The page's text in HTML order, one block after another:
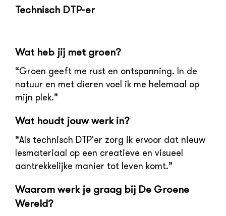
Technisch DTP-er
Wat heb jij met groen?
“Groen geeft me rust en ontspanning. In de
natuur en met dieren voel ik me helemaal op
mijn plek.”
Wat houdt jouw werk in?
“Als technisch DTP'er zorg ik ervoor dat nieuw
lesmateriaal op een creatieve en visueel
aantrekkelijke manier tot leven komt.”
Waarom werk je graag bij De Groene
Wereld?